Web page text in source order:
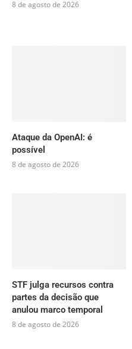
8 de agosto de 2026
Ataque da OpenAI: é
possível
8 de agosto de 2026
STF julga recursos contra
partes da decisão que
anulou marco temporal
8 de agosto de 2026